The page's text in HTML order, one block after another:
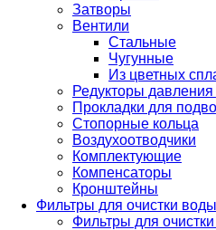
Затворы
Вентили
Стальные
Чугунные
Из цветных
Редукторы
Прокладки для
Стопорные кольца
Воздухоотводчики
Комплектующие
Компенсаторы
Кронштейны
Фильтры для очистки воды
Фильтры для